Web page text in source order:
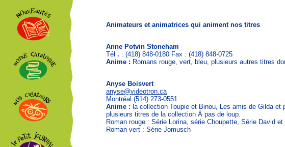
Animateurs et animatrices qui animent nos titres
Anne Potvin Stoneham
Tél . : (418) 848-0180 Fax : (418) 848-0725
Anime : Romans rouge, vert, bleu, plusieurs autres titres
Anyse Boisvert
anyse@videotron.ca
Montréal (514) 273-0551
Anime : la collection Toupie et Binou, Les amis de Gilda
plusieurs titres de la collection À pas de loup.
Roman rouge : Série Lorina, série Choupette, Série David
Roman vert : Série Jomusch